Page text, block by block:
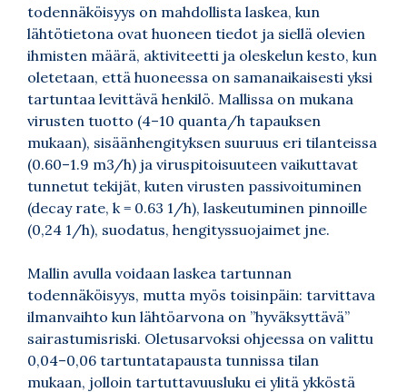
todennäköisyys on mahdollista laskea, kun
lähtötietona ovat huoneen tiedot ja siellä olevien
ihmisten määrä, aktiviteetti ja oleskelun kesto, kun
oletetaan, että huoneessa on samanaikaisesti yksi
tartuntaa levittävä henkilö. Mallissa on mukana
virusten tuotto (4–10 quanta/h tapauksen
mukaan), sisäänhengityksen suuruus eri tilanteissa
(0.60–1.9 m3/h) ja viruspitoisuuteen vaikuttavat
tunnetut tekijät, kuten virusten passivoituminen
(decay rate, k = 0.63 1/h), laskeutuminen pinnoille
(0,24 1/h), suodatus, hengityssuojaimet jne.
Mallin avulla voidaan laskea tartunnan
todennäköisyys, mutta myös toisinpäin: tarvittava
ilmanvaihto kun lähtöarvona on ”hyväksyttävä”
sairastumisriski. Oletusarvoksi ohjeessa on valittu
0,04–0,06 tartuntatapausta tunnissa tilan
mukaan, jolloin tartuttavuusluku ei ylitä ykköstä